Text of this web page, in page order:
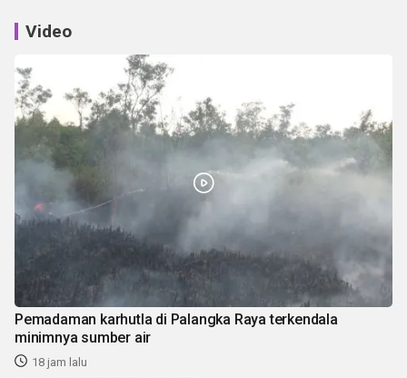
Video
Pemadaman karhutla di Palangka Raya terkendala
minimnya sumber air
18 jam lalu